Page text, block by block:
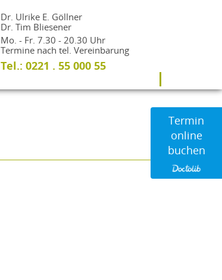
Dr. Ulrike E. Göllner
Dr. Tim Bliesener
Mo. - Fr. 7.30 - 20.30 Uhr
Termine nach tel. Vereinbarung
Tel.: 0221 . 55 000 55
Termin
online
buchen